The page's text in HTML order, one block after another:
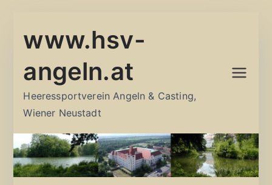
Inhalt
www.hsv-
angeln.at
Heeressportverein Angeln & Casting,
Wiener Neustadt